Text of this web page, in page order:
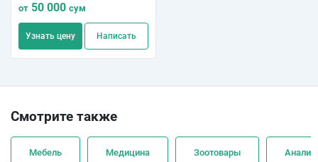
от 50 000 сум
Узнать цену Написать
Смотрите также
Мебель Медицина Зоотовары